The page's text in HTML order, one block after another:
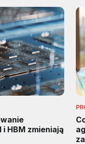
HBM zmieniają